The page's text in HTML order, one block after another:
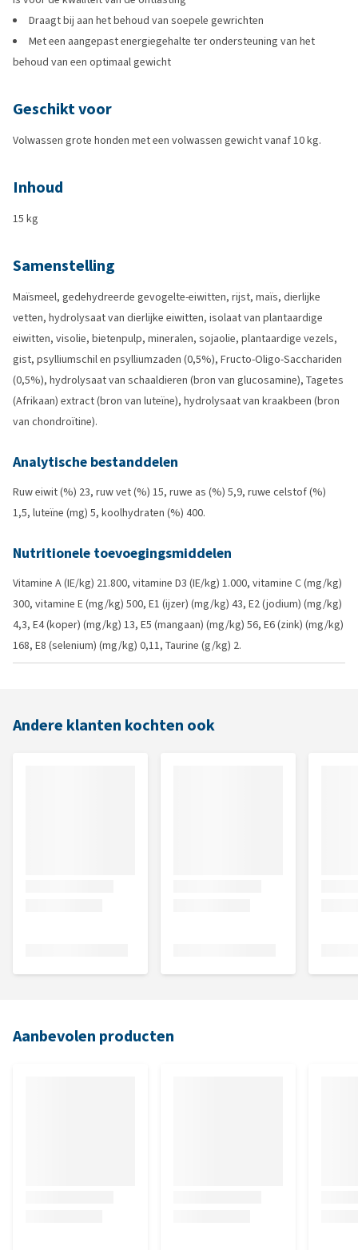
Draagt bij aan het behoud van soepele gewrichten
Met een aangepast energiegehalte ter ondersteuning van het
behoud van een optimaal gewicht
Geschikt voor
Volwassen grote honden met een volwassen gewicht vanaf 10 kg.
Inhoud
15 kg
Samenstelling
Maïsmeel, gedehydreerde gevogelte-eiwitten, rijst, maïs, dierlijke
vetten, hydrolysaat van dierlijke eiwitten, isolaat van plantaardige
eiwitten, visolie, bietenpulp, mineralen, sojaolie, plantaardige vezels,
gist, psylliumschil en psylliumzaden (0,5%), Fructo-Oligo-Sacchariden
(0,5%), hydrolysaat van schaaldieren (bron van glucosamine), Tagetes
(Afrikaan) extract (bron van luteïne), hydrolysaat van kraakbeen (bron
van chondroïtine).
Analytische bestanddelen
Ruw eiwit (%) 23, ruw vet (%) 15, ruwe as (%) 5,9, ruwe celstof (%)
1,5, luteïne (mg) 5, koolhydraten (%) 400.
Nutritionele toevoegingsmiddelen
Vitamine A (IE/kg) 21.800, vitamine D3 (IE/kg) 1.000, vitamine C (mg/kg)
300, vitamine E (mg/kg) 500, E1 (ijzer) (mg/kg) 43, E2 (jodium) (mg/kg)
4,3, E4 (koper) (mg/kg) 13, E5 (mangaan) (mg/kg) 56, E6 (zink) (mg/kg)
168, E8 (selenium) (mg/kg) 0,11, Taurine (g/kg) 2.
Andere klanten kochten ook
Aanbevolen producten